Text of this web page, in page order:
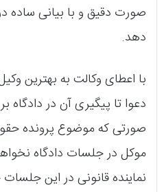
صورت دقیق و با بیانی ساده
دهد.
با اعطای وکالت به بهترین
دعوا تا پیگیری آن در دادگاه
صورتی که موضوع پرونده
موکل در جلسات دادگاه
نماینده قانونی در این